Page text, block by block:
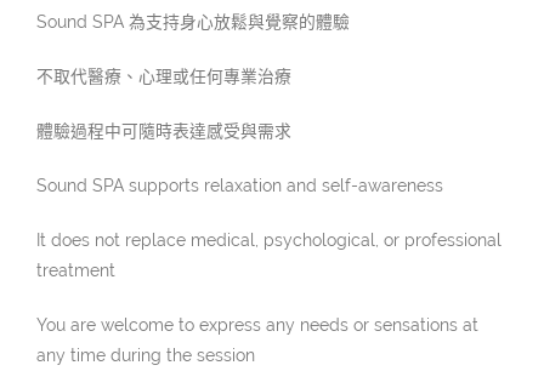
Sound SPA 為支持身心放鬆與覺察的體驗
不取代醫療、心理或任何專業治療
體驗過程中可隨時表達感受與需求
Sound SPA supports relaxation and self-awareness
It does not replace medical, psychological, or professional
treatment
You are welcome to express any needs or sensations at
any time during the session